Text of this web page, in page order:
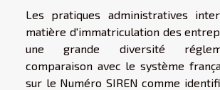
Les pratiques administratives
matière d'immatriculation des
une grande diversité
comparaison avec le système
sur le Numéro SIREN comme